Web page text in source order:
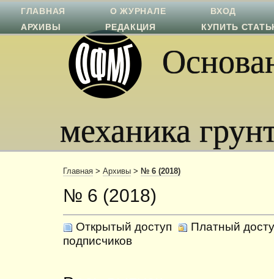
механика
ГЛАВНАЯ О ЖУРНАЛЕ
ВХОД
АРХИВЫ
РЕДАКЦИЯ КУПИТЬ
Главная > Архивы > № 6 (2018)
№ 6 (2018)
Открытый доступ
Платный
подписчиков